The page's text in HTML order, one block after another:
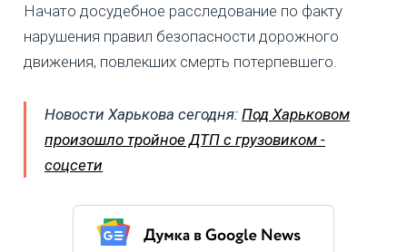
Начато досудебное расследование по факту
нарушения правил безопасности дорожного
движения, повлекших смерть потерпевшего.
Новости Харькова сегодня: Под Харьковом
произошло тройное ДТП с грузовиком -
соцсети